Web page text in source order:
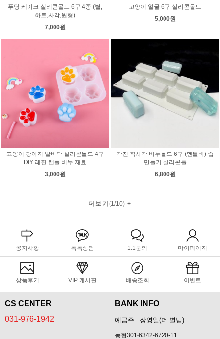
푸딩 케이크 실리콘몰드 6구 4종 (별,
하트,사각,원형)
7,000원
고양이 얼굴 6구 실리콘몰드
5,000원
고양이 강아지 발바닥 실리콘몰드 4구
DIY 레진 캔들 비누 재료
3,000원
각진 직사각 비누몰드 6구 (멘톨바) 솝
만들기 실리콘틀
6,800원
더보기 (1/10) +
공지사항 톡톡상담 1:1문의 마이페이지
상품후기 VIP 게시판 배송조회 이벤트
CS CENTER
031-976-1942
BANK INFO
예금주 : 장영일(더 별님)
농협301-6342-6720-11